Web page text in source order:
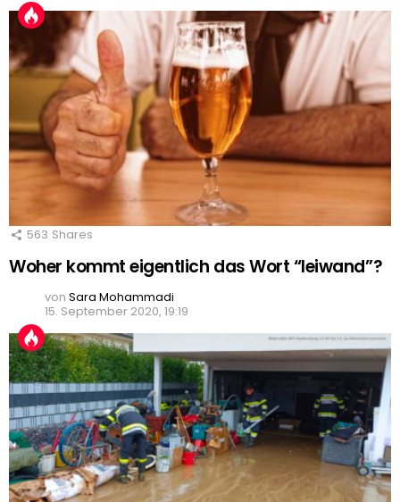
563 Shares
Woher kommt eigentlich das Wort “leiwand”?
von Sara Mohammadi
15. September 2020, 19:19